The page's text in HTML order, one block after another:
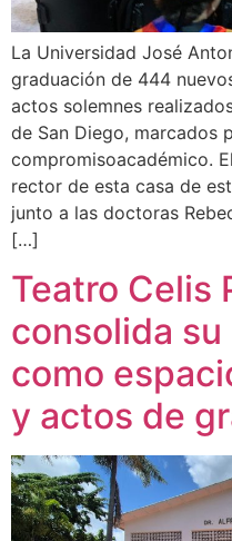
La Universidad José
graduación de 444
actos solemnes
de San Diego, marcados
compromisoacadémico.
rector de esta casa de
junto a las doctoras
[…]
Teatro Celis
consolida
como
y actos de